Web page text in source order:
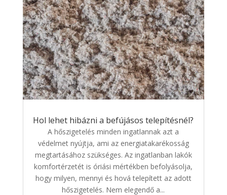
Hol lehet hibázni a befújásos telepítésnél?
A hőszigetelés minden ingatlannak azt a
védelmet nyújtja, ami az energiatakarékosság
megtartásához szükséges. Az ingatlanban lakók
komfortérzetét is óriási mértékben befolyásolja,
hogy milyen, mennyi és hová telepített az adott
hőszigetelés. Nem elegendő a...